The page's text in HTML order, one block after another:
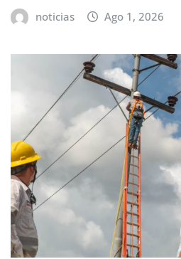
noticias Ago 1, 2026